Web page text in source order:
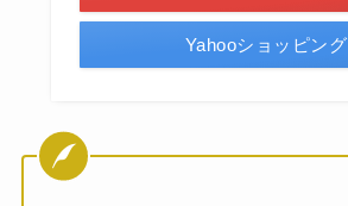
Yahooショッピング